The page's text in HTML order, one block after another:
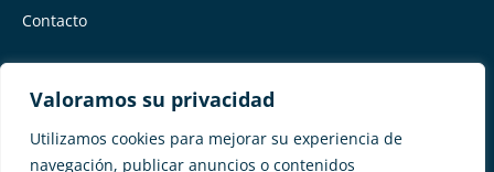
Valoramos su privacidad
Utilizamos cookies para mejorar su experiencia de
navegación, publicar anuncios o contenidos
Contacto